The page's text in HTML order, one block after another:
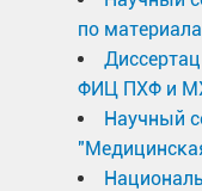
по
ФИЦ ПХФ и
Научный